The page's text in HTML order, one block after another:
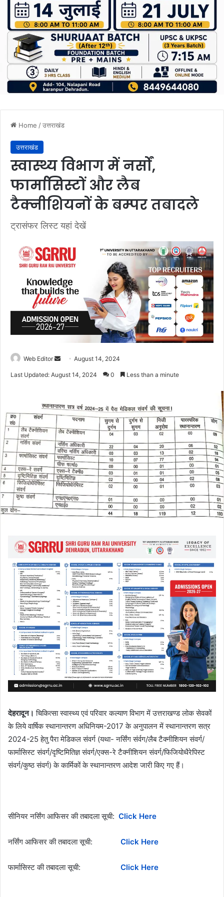
Home /उत्तराखंड
उत्तराखंड
स्वास्थ्य विभाग में नर्सों,
फार्मासिस्टों और लैब
टैक्नीशियनों के बम्पर तबादले
ट्रासंफर लिस्ट यहां देखें
Web Editor
a
e
m
a
i
l
August 14, 2024
Last Updated: August 14, 2024 0 Less than a minute
देहरादून। चिकित्सा स्वास्थ्य एवं परिवार कल्याण विभाग में उत्तराखण्ड लोक सेवकों
के लिये वार्षिक स्थानान्तरण अधिनियम-2017 के अनुपालन में स्थानान्तरण सत्र
2024-25 हेतु पैरा मेडिकल संवर्ग (यथा- नर्सिंग संर्वग/लैब टैक्नीशियन संवर्ग/
फार्मासिस्ट संवर्ग/दृष्टिमितिज्ञ संवर्ग/एक्स-रे टैक्नीशियन संवर्ग/फिजियोथैरेपिस्ट
संवर्ग/कुष्ठ संवर्ग) के कार्मिकों के स्थानान्तरण आदेश जारी किए गए हैं।
सीनियर नर्सिंग आफिसर की तबादला सूची: Click Here
नर्सिंग आफिसर की तबादला सूची: Click Here
फार्मासिस्ट की तबादला सूची: Click Here